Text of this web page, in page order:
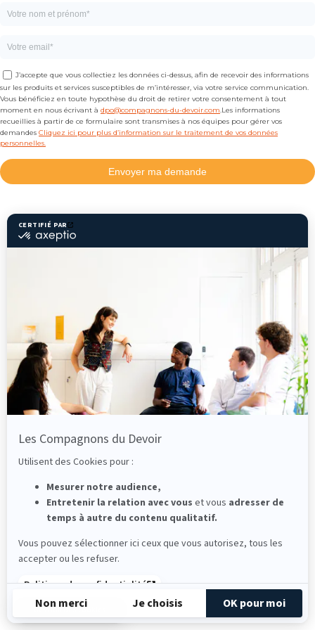
J’accepte que vous collectiez les données ci-dessus, afin de recevoir des informations
sur les produits et services susceptibles de m’intéresser, via votre service communication.
Vous bénéficiez en toute hypothèse du droit de retirer votre consentement à tout
moment en nous écrivant à dpo@compagnons-du-devoir.com.Les informations
recueillies à partir de ce formulaire sont transmises à nos équipes pour gérer vos
demandes Cliquez ici pour plus d’information sur le traitement de vos données
personnelles.
Envoyer ma demande